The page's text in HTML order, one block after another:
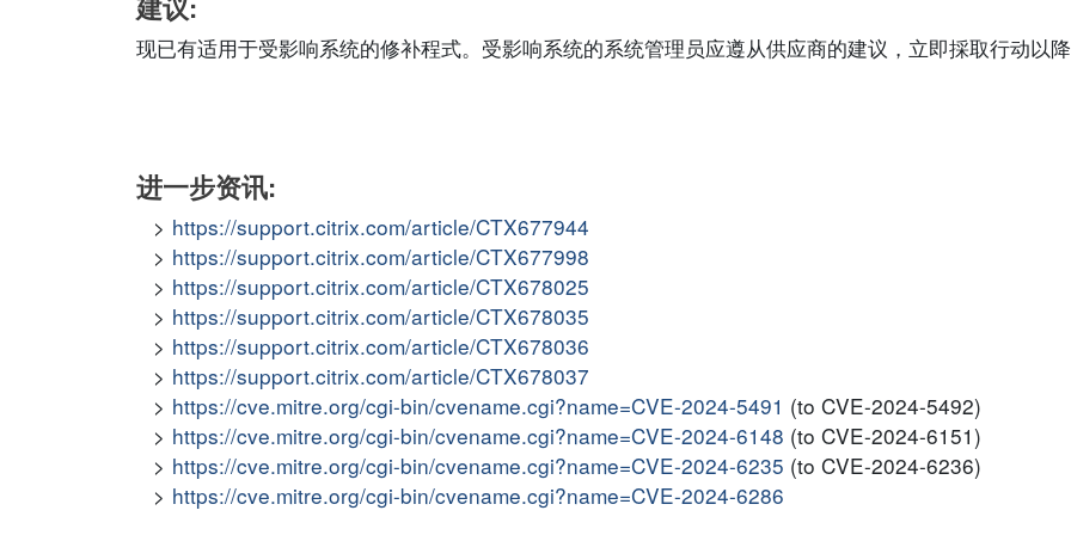
建议:
现已有适用于受影响系统的修补程式。受影响系统的系统管理员应遵从供应商的建议，立即採取行动以
进一步资讯:
https://support.citrix.com/article/CTX677944
https://support.citrix.com/article/CTX677998
https://support.citrix.com/article/CTX678025
https://support.citrix.com/article/CTX678035
https://support.citrix.com/article/CTX678036
https://support.citrix.com/article/CTX678037
https://cve.mitre.org/cgi-bin/cvename.cgi?name=CVE-2024-5491 (to CVE-2024-5492)
https://cve.mitre.org/cgi-bin/cvename.cgi?name=CVE-2024-6148 (to CVE-2024-6151)
https://cve.mitre.org/cgi-bin/cvename.cgi?name=CVE-2024-6235 (to CVE-2024-6236)
https://cve.mitre.org/cgi-bin/cvename.cgi?name=CVE-2024-6286